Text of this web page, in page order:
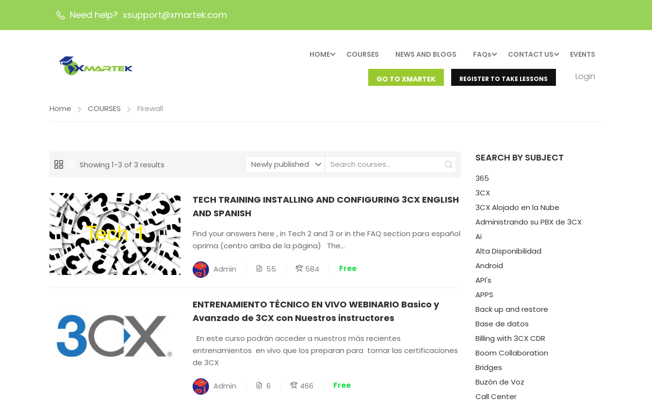
Need help? xsupport@xmartek.com
HOME COURSES NEWS AND BLOGS FAQs CONTACT US EVENTS
GO TO XMARTEK REGISTER TO TAKE LESSONS Login
Home COURSES Firewall
Showing 1-3 of 3 results
TECH TRAINING INSTALLING AND CONFIGURING 3CX ENGLISH
AND SPANISH
Find your answers here , in Tech 2 and 3 or in the FAQ section para español
oprima (centro arriba de la página) The...
Admin 55 584 Free
ENTRENAMIENTO TÉCNICO EN VIVO WEBINARIO Basico y
Avanzado de 3CX con Nuestros instructores
En este curso podrán acceder a nuestros más recientes
entrenamientos en vivo que los preparan para tomar las certificaciones
de 3CX
Admin 6 466 Free
SEARCH BY SUBJECT
365
3CX
3CX Alojado en la Nube
Administrando su PBX de 3CX
Ai
Alta Disponibilidad
Android
API's
APPS
Back up and restore
Base de datos
Billing with 3CX CDR
Boom Collaboration
Bridges
Buzón de Voz
Call Center